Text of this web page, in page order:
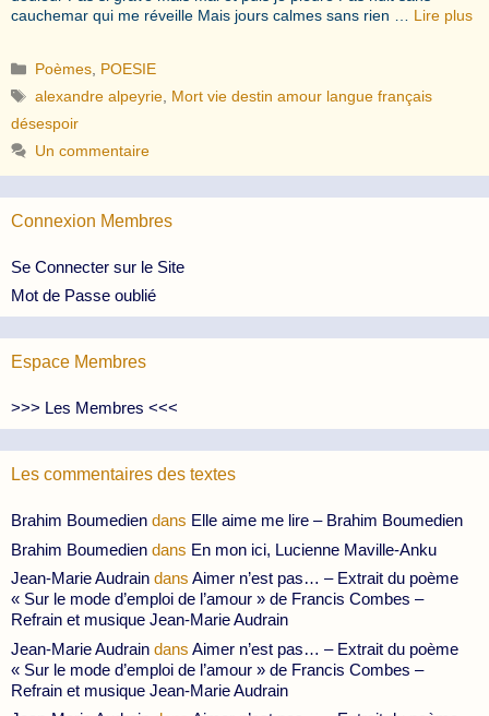
cauchemar qui me réveille Mais jours calmes sans rien … Lire plus
Catégories
Poèmes POESIE
Étiquettes
alexandre alpeyrie Mort vie destin amour langue français
désespoir
Un commentaire
Connexion Membres
Se Connecter sur le Site
Mot de Passe oublié
Espace Membres
>>> Les Membres <<<
Les commentaires des textes
Brahim Boumedien dans Elle aime me lire – Brahim Boumedien
Brahim Boumedien dans En mon ici, Lucienne Maville-Anku
Jean-Marie Audrain dans Aimer n’est pas… – Extrait du poème
« Sur le mode d’emploi de l’amour » de Francis Combes –
Refrain et musique Jean-Marie Audrain
Jean-Marie Audrain dans Aimer n’est pas… – Extrait du poème
« Sur le mode d’emploi de l’amour » de Francis Combes –
Refrain et musique Jean-Marie Audrain